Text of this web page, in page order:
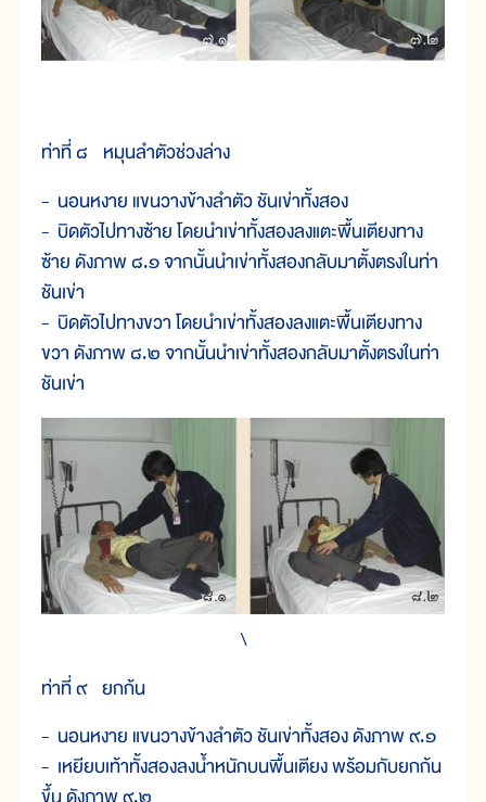
ท่าที่ ๘ หมุนลำตัวช่วงล่าง
- นอนหงาย แขนวางข้างลำตัว ชันเข่าทั้งสอง
- บิดตัวไปทางซ้าย โดยนำเข่าทั้งสองลงแตะพื้นเตียงทาง
ซ้าย ดังภาพ ๘.๑ จากนั้นนำเข่าทั้งสองกลับมาตั้งตรงในท่า
ชันเข่า
- บิดตัวไปทางขวา โดยนำเข่าทั้งสองลงแตะพื้นเตียงทาง
ขวา ดังภาพ ๘.๒ จากนั้นนำเข่าทั้งสองกลับมาตั้งตรงในท่า
ชันเข่า
\
ท่าที่ ๙ ยกก้น
- นอนหงาย แขนวางข้างลำตัว ชันเข่าทั้งสอง ดังภาพ ๙.๑
- เหยียบเท้าทั้งสองลงน้ำหนักบนพื้นเตียง พร้อมกับยกก้น